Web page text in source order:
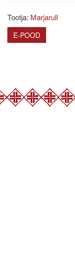
Tootja: Marjarull
E-POOD